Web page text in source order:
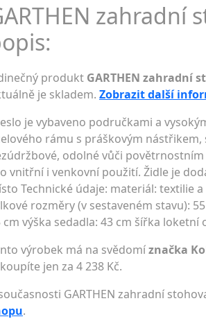
zahradní
produkt GARTHEN zahradní
je skladem. Zobrazit další
je vybaveno područkami a
rámu s práškovým
odolné vůči
vnitřní i venkovní použití. Židle je
Technické údaje: materiál: textilie
rozměry (v sestaveném stavu):
cm výška sedadla: 43 cm šířka
výrobek má na svědomíznačka
jen za 4 238 Kč.
GARTHEN zahradní
.